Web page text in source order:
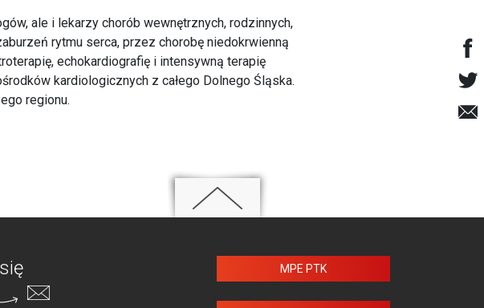
ale i lekarzy chorób wewnętrznych, rodzinnych,
rytmu serca, przez chorobę niedokrwienną
echokardiografię i intensywną terapię
kardiologicznych z całego Dolnego Śląska.
regionu.
MPE PTK